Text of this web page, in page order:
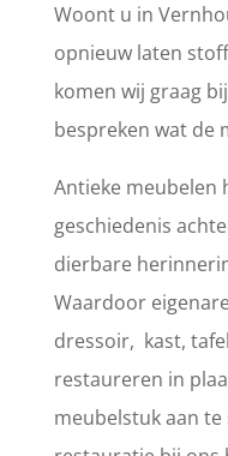
Woont u in
opnieuw laten
komen wij graag
bespreken wat de
Antieke meubelen
geschiedenis
dierbare
Waardoor
dressoir, kast,
restaureren in
meubelstuk aan